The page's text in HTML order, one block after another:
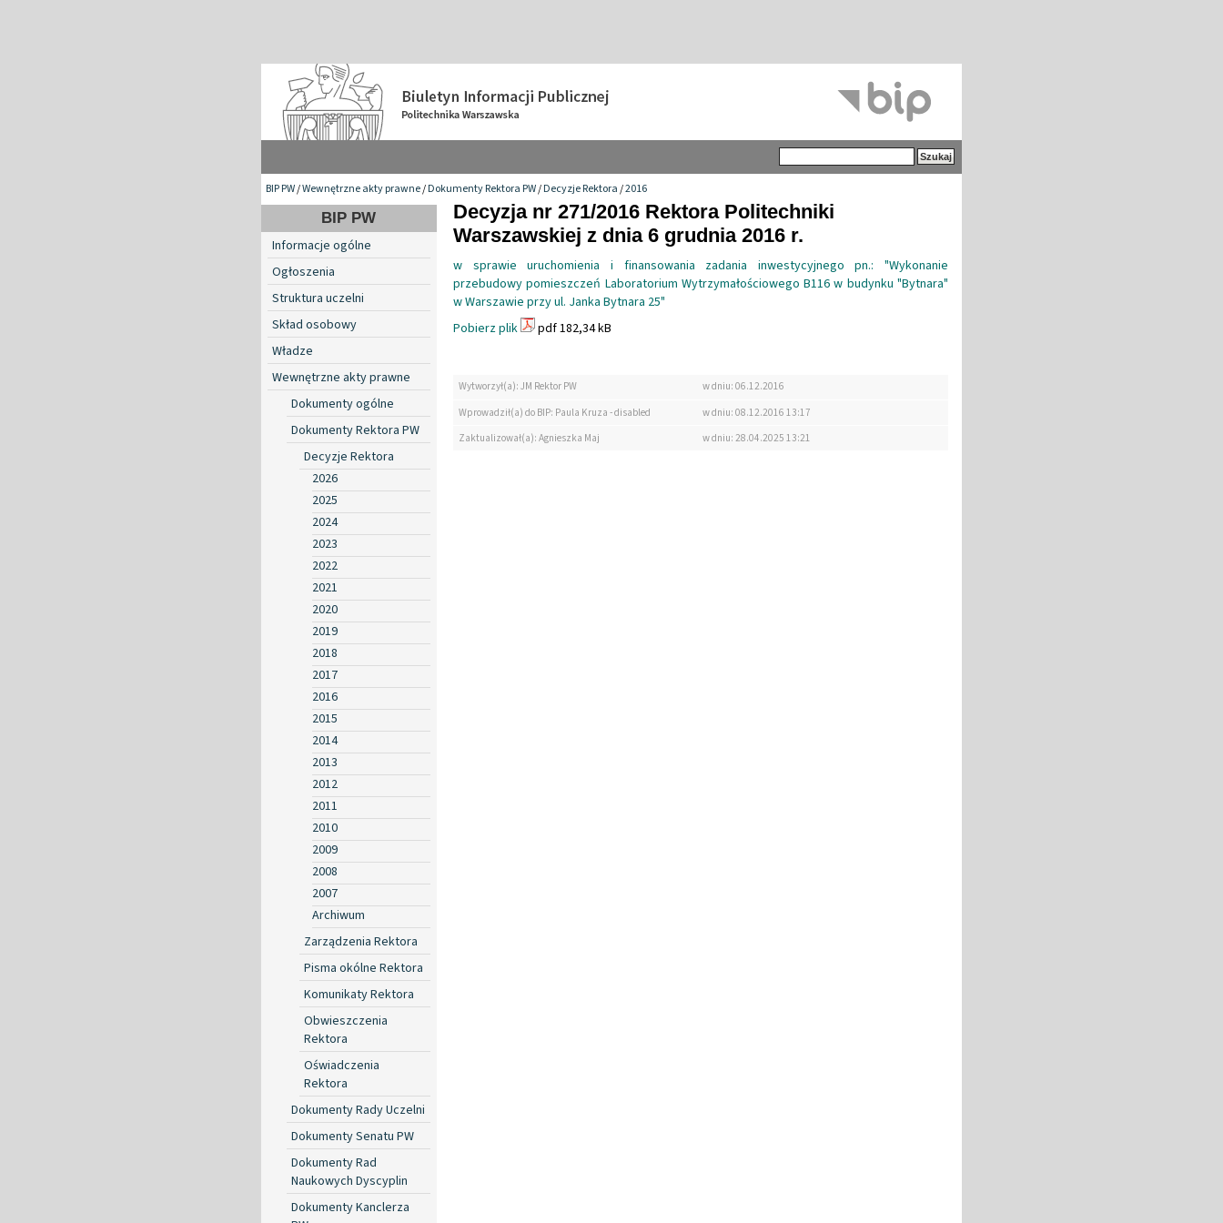
BIP PW/Wewnętrzne akty prawne/Dokumenty Rektora PW/Decyzje Rektora/2016
BIP PW
Informacje ogólne
Ogłoszenia
Struktura uczelni
Skład osobowy
Władze
Wewnętrzne akty prawne
Dokumenty ogólne
Dokumenty Rektora PW
Decyzje Rektora
2026
2025
2024
2023
2022
2021
2020
2019
2018
2017
2016
2015
2014
2013
2012
2011
2010
2009
2008
2007
Archiwum
Zarządzenia Rektora
Pisma okólne Rektora
Komunikaty Rektora
Obwieszczenia
Rektora
Oświadczenia
Rektora
Dokumenty Rady Uczelni
Dokumenty Senatu PW
Dokumenty Rad
Naukowych Dyscyplin
Dokumenty Kanclerza
Decyzja nr 271/2016 Rektora Politechniki
Warszawskiej z dnia 6 grudnia 2016 r.
w sprawie uruchomienia i finansowania zadania inwestycyjnego pn.: "Wykonanie
przebudowy pomieszczeń Laboratorium Wytrzymałościowego B116 w budynku "Bytnara"
w Warszawie przy ul. Janka Bytnara 25"
Pobierz plik
pdf 182,34 kB
Wytworzył(a): JM Rektor PW
w dniu: 06.12.2016
Wprowadził(a) do BIP: Paula Kruza - disabled
w dniu: 08.12.2016 13:17
Zaktualizował(a): Agnieszka Maj
w dniu: 28.04.2025 13:21